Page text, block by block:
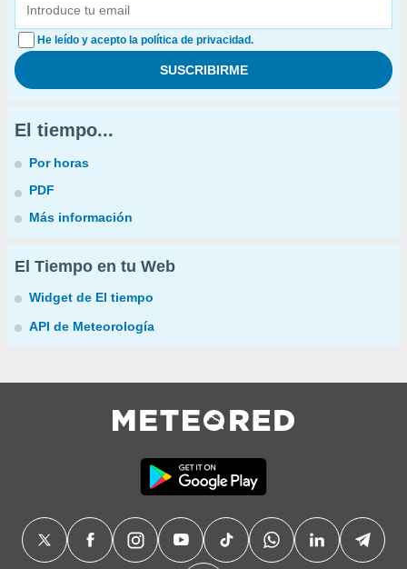
He leído y acepto la política de privacidad.
El tiempo...
Por horas
PDF
Más información
El Tiempo en tu Web
Widget de El tiempo
API de Meteorología